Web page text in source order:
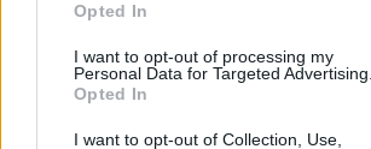
Opted In
I want to opt-out of processing my
Personal Data for Targeted Advertising.
Opted In
I want to opt-out of Collection, Use,
o
o
k
r
p
p
NOTIZIE RECENTI